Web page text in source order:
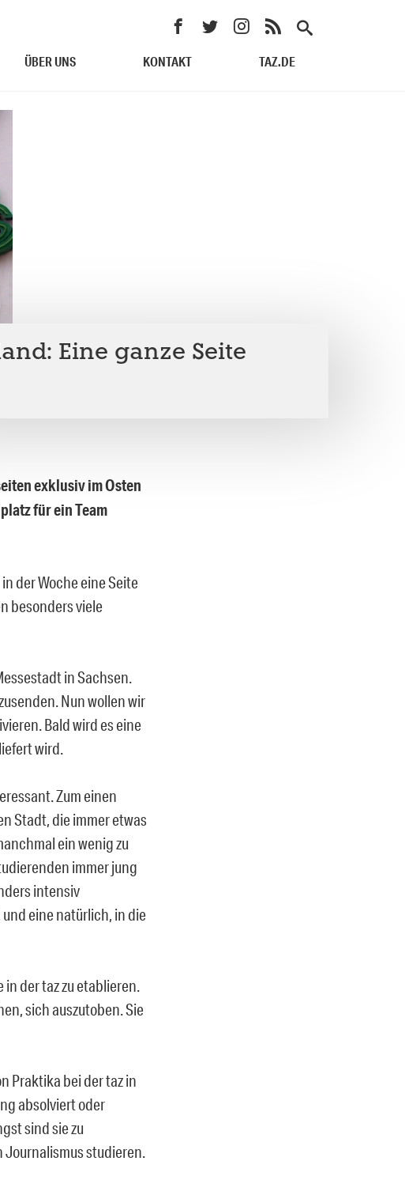
ÜBER UNS KONTAKT TAZ.DE
Eine ganze Seite
exklusiv im Osten
für ein Team
der Woche eine Seite
besonders viele
in Sachsen.
Nun wollen wir
Bald wird es eine
wird.
Zum einen
Stadt, die immer etwas
ein wenig zu
immer jung
intensiv
eine natürlich, in die
der taz zu etablieren.
sich auszutoben. Sie
Praktika bei der taz in
absolviert oder
sind sie zu
studieren.